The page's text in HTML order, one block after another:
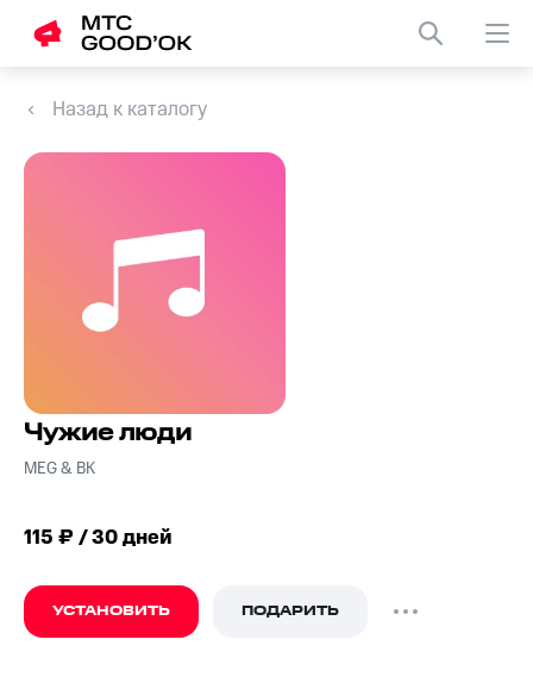
Назад к каталогу
Чужие люди
MEG & BK
115 ₽ / 30 дней
УСТАНОВИТЬ ПОДАРИТЬ